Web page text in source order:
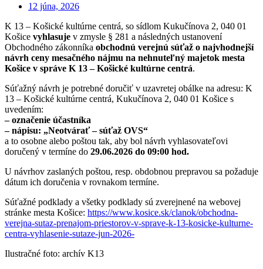
12 júna, 2026
K 13 – Košické kultúrne centrá, so sídlom Kukučínova 2, 040 01
Košice vyhlasuje v zmysle § 281 a následných ustanovení
Obchodného zákonníka obchodnú verejnú súťaž o najvhodnejší
návrh ceny mesačného nájmu na nehnuteľný majetok mesta
Košice v správe K 13 – Košické kultúrne centrá.
Súťažný návrh je potrebné doručiť v uzavretej obálke na adresu: K
13 – Košické kultúrne centrá, Kukučínova 2, 040 01 Košice s
uvedením:
– označenie účastníka
– nápisu: „Neotvárať – súťaž OVS“
a to osobne alebo poštou tak, aby bol návrh vyhlasovateľovi
doručený v termíne do 29.06.2026 do 09:00 hod.
U návrhov zaslaných poštou, resp. obdobnou prepravou sa požaduje
dátum ich doručenia v rovnakom termíne.
Súťažné podklady a všetky podklady sú zverejnené na webovej
stránke mesta Košice: https://www.kosice.sk/clanok/obchodna-
verejna-sutaz-prenajom-priestorov-v-sprave-k-13-kosicke-kulturne-
centra-vyhlasenie-sutaze-jun-2026-
Ilustračné foto: archív K13